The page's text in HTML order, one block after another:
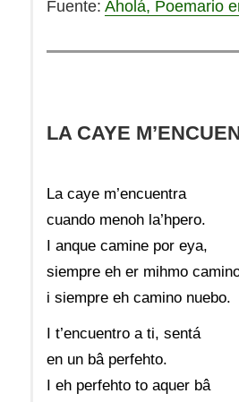
Fuente:Aholá, Poemario
LA CAYE
La caye m’encuentra
cuando menoh la’hpero.
I anque camine por eya,
siempre eh er mihmo
i siempre eh camino nuebo.
I t’encuentro a ti, sentá
en un bâ perfehto.
I eh perfehto to aquer bâ